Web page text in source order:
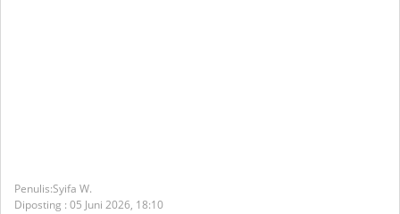
Syifa W.
Diposting : 05 Juni 2026, 18:10